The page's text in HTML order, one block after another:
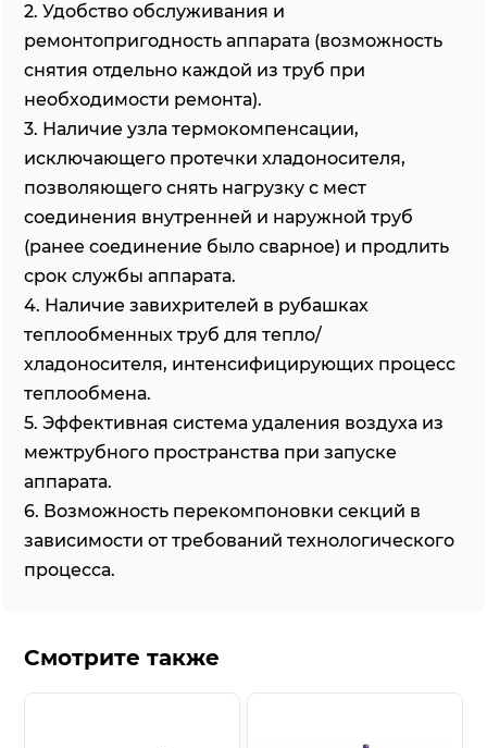
2. Удобство обслуживания и
ремонтопригодность аппарата (возможность
снятия отдельно каждой из труб при
необходимости ремонта).
3. Наличие узла термокомпенсации,
исключающего протечки хладоносителя,
позволяющего снять нагрузку с мест
соединения внутренней и наружной труб
(ранее соединение было сварное) и продлить
срок службы аппарата.
4. Наличие завихрителей в рубашках
теплообменных труб для тепло/
хладоносителя, интенсифицирующих процесс
теплообмена.
5. Эффективная система удаления воздуха из
межтрубного пространства при запуске
аппарата.
6. Возможность перекомпоновки секций в
зависимости от требований технологического
процесса.
Смотрите также